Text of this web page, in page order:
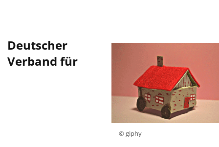
© giphy
Deutscher
Verband für